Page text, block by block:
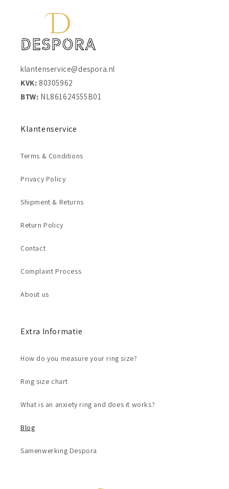
klantenservice@despora.nl
KVK: 80305962
BTW: NL861624555B01
Klantenservice
Terms & Conditions
Privacy Policy
Shipment & Returns
Return Policy
Contact
Complaint Process
About us
Extra Informatie
How do you measure your ring size?
Ring size chart
What is an anxiety ring and does it works?
Blog
Samenwerking Despora